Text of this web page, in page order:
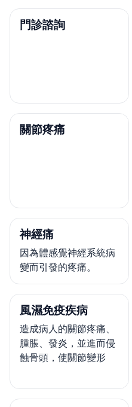
門診諮詢
關節疼痛
神經痛
因為體感覺神經系統病
變而引發的疼痛。
風濕免疫疾病
造成病人的關節疼痛、
腫脹、發炎，並進而侵
蝕骨頭，使關節變形